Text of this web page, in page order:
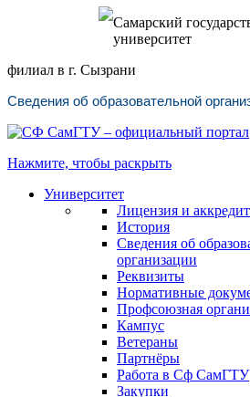
Самарский
университет
филиал в г. Сызрани
Сведения об образовательной
Нажмите, чтобы раскрыть
Университет
Лицензия и
История
Сведения об
организации
Реквизиты
Нормативные
Профсоюзная
Кампус
Ветераны
Партнёры
Работа в Сф СамГТУ
Закупки